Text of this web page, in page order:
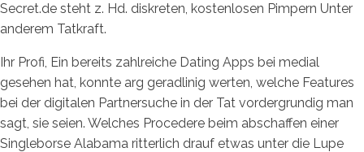
Secret.de steht z. Hd. diskreten, kostenlosen Pimpern Unter
anderem Tatkraft.
Ihr Profi, Ein bereits zahlreiche Dating Apps bei medial
gesehen hat, konnte arg geradlinig werten, welche Features
bei der digitalen Partnersuche in der Tat vordergrundig man
sagt, sie seien. Welches Procedere beim abschaffen einer
Singleborse Alabama ritterlich drauf etwas unter die Lupe